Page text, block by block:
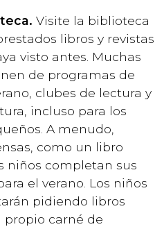
Visite la biblioteca
libros y revistas
visto antes. Muchas
de programas de
clubes de lectura y
incluso para los
A menudo,
como un libro
niños completan sus
el verano. Los niños
pidiendo libros
propio carné de